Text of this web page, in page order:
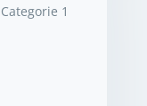
Categorie 1